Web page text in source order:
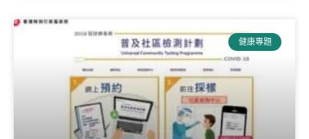
健康專題